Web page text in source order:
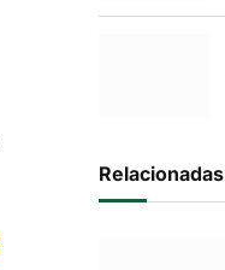
Relacionadas